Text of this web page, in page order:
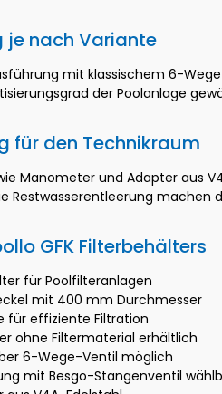
je nach Variante
mit klassischem 6-
der Poolanlage
für den Technikraum
Manometer und Adapter aus
Restwasserentleerung machen
GFK Filterbehälters
für Poolfilteranlagen
mit 400 mm Durchmesser
für effiziente Filtration
ohne Filtermaterial erhältlich
6-Wege-Ventil möglich
mit Besgo-Stangenventil